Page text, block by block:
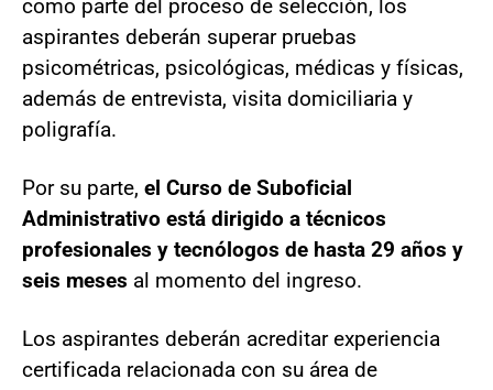
como parte del proceso de selección, los
aspirantes deberán superar pruebas
psicométricas, psicológicas, médicas y físicas,
además de entrevista, visita domiciliaria y
poligrafía.
Por su parte, el Curso de Suboficial
Administrativo está dirigido a técnicos
profesionales y tecnólogos de hasta 29 años y
seis meses al momento del ingreso.
Los aspirantes deberán acreditar experiencia
certificada relacionada con su área de